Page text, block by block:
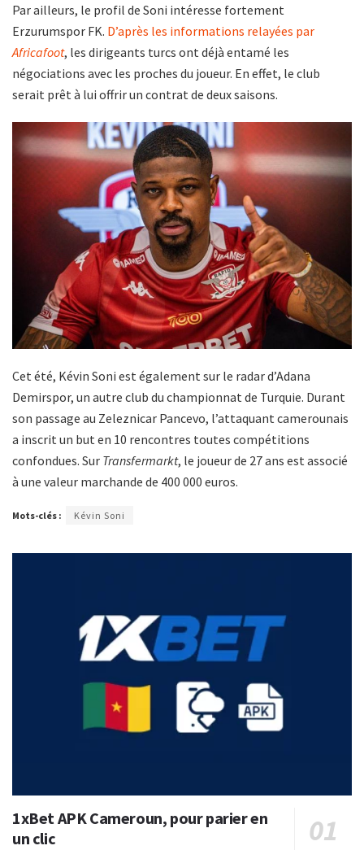
Par ailleurs, le profil de Soni intéresse fortement
Erzurumspor FK. D’après les informations relayées par
Africafoot, les dirigeants turcs ont déjà entamé les
négociations avec les proches du joueur. En effet, le club
serait prêt à lui offrir un contrat de deux saisons.
Cet été, Kévin Soni est également sur le radar d’Adana
Demirspor, un autre club du championnat de Turquie. Durant
son passage au Zeleznicar Pancevo, l’attaquant camerounais
a inscrit un but en 10 rencontres toutes compétitions
confondues. Sur Transfermarkt, le joueur de 27 ans est associé
à une valeur marchande de 400 000 euros.
Mots-clés : Kévin Soni
1xBet APK Cameroun, pour parier en
un clic